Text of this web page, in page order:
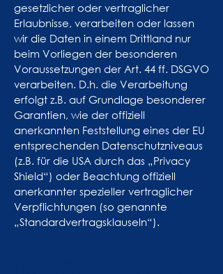
gesetzlicher oder vertraglicher
Erlaubnisse, verarbeiten oder lassen
wir die Daten in einem Drittland nur
beim Vorliegen der besonderen
Voraussetzungen der Art. 44 ff. DSGVO
verarbeiten. D.h. die Verarbeitung
erfolgt z.B. auf Grundlage besonderer
Garantien, wie der offiziell
anerkannten Feststellung eines der EU
entsprechenden Datenschutzniveaus
(z.B. für die USA durch das „Privacy
Shield“) oder Beachtung offiziell
anerkannter spezieller vertraglicher
Verpflichtungen (so genannte
„Standardvertragsklauseln“).